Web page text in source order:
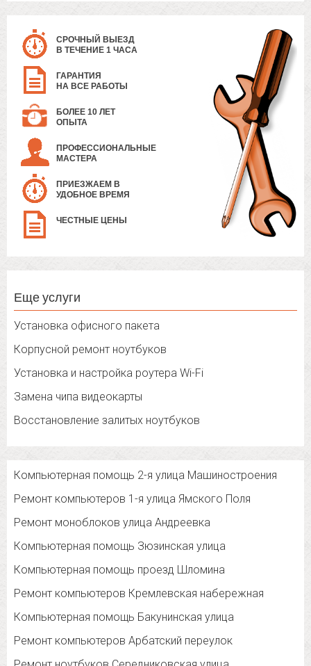
СРОЧНЫЙ ВЫЕЗД
В ТЕЧЕНИЕ 1 ЧАСА
ГАРАНТИЯ
НА ВСЕ РАБОТЫ
БОЛЕЕ 10 ЛЕТ
ОПЫТА
ПРОФЕССИОНАЛЬНЫЕ
МАСТЕРА
ПРИЕЗЖАЕМ В
УДОБНОЕ ВРЕМЯ
ЧЕСТНЫЕ ЦЕНЫ
Еще услуги
Установка офисного пакета
Корпусной ремонт ноутбуков
Установка и настройка роутера Wi-Fi
Замена чипа видеокарты
Восстановление залитых ноутбуков
Компьютерная помощь 2-я улица Машиностроения
Ремонт компьютеров 1-я улица Ямского Поля
Ремонт моноблоков улица Андреевка
Компьютерная помощь Зюзинская улица
Компьютерная помощь проезд Шломина
Ремонт компьютеров Кремлевская набережная
Компьютерная помощь Бакунинская улица
Ремонт компьютеров Арбатский переулок